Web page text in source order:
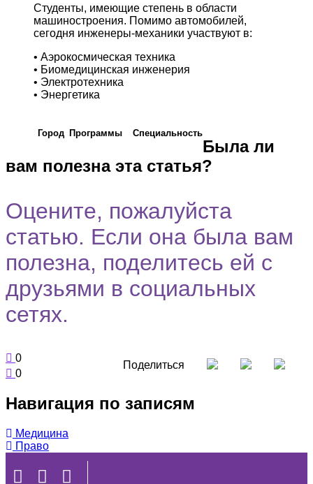
Студенты, имеющие степень в области
машиностроения. Помимо автомобилей,
сегодня инженеры-механики участвуют в:
• Аэрокосмическая техника
• Биомедицинская инженерия
• Электротехника
• Энергетика
Город Программы Cпециальность
Была ли
вам полезна эта статья?
Оцените, пожалуйста
статью. Если она была вам
полезна, поделитесь ей с
друзьями в социальных
сетях.
0
0
Поделиться
Навигация по записям
Медицина
Право